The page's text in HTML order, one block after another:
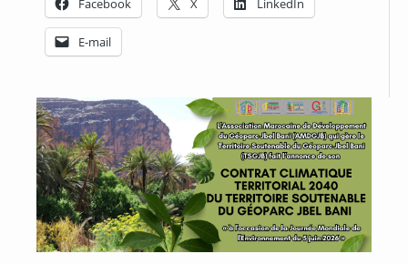
Facebook X LinkedIn
E-mail